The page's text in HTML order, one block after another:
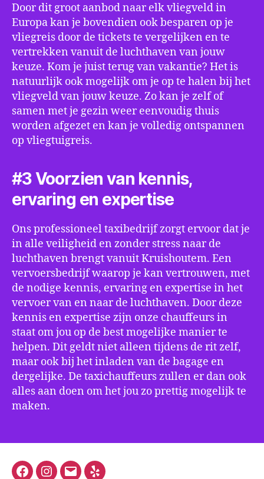
Door dit groot aanbod naar elk vliegveld in
Europa kan je bovendien ook besparen op je
vliegreis door de tickets te vergelijken en te
vertrekken vanuit de luchthaven van jouw
keuze. Kom je juist terug van vakantie? Het is
natuurlijk ook mogelijk om je op te halen bij het
vliegveld van jouw keuze. Zo kan je zelf of
samen met je gezin weer eenvoudig thuis
worden afgezet en kan je volledig ontspannen
op vliegtuigreis.
#3 Voorzien van kennis,
ervaring en expertise
Ons professioneel taxibedrijf zorgt ervoor dat je
in alle veiligheid en zonder stress naar de
luchthaven brengt vanuit Kruishoutem. Een
vervoersbedrijf waarop je kan vertrouwen, met
de nodige kennis, ervaring en expertise in het
vervoer van en naar de luchthaven. Door deze
kennis en expertise zijn onze chauffeurs in
staat om jou op de best mogelijke manier te
helpen. Dit geldt niet alleen tijdens de rit zelf,
maar ook bij het inladen van de bagage en
dergelijke. De taxichauffeurs zullen er dan ook
alles aan doen om het jou zo prettig mogelijk te
maken.